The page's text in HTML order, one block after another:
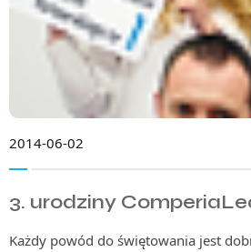
2014-06-02
3. urodziny
Każdy powód do świętowania jest